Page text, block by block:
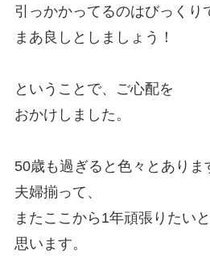
引っかかってるのはびっくり
まあ良しとしましょう！
ということで、ご心配を
おかけしました。
50歳も過ぎると色々とありま
夫婦揃って、
またここから1年頑張りたいと
思います。